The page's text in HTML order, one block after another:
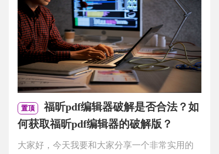
置顶
福昕pdf编辑器破解是否合法？如
何获取福昕pdf编辑器的破解版？
大家好，今天我要和大家分享一个非常实用的